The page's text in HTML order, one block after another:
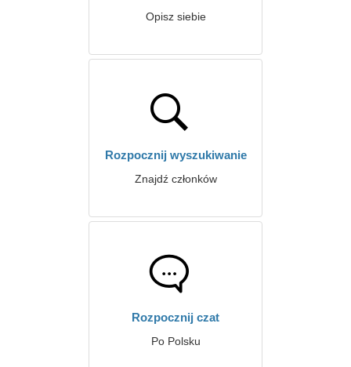
Opisz siebie
Rozpocznij wyszukiwanie
Znajdź członków
Rozpocznij czat
Po Polsku